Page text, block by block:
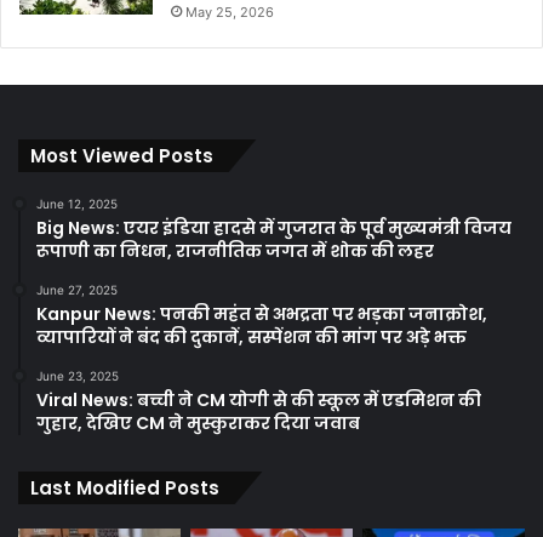
May 25, 2026
Most Viewed Posts
June 12, 2025
Big News: एयर इंडिया हादसे में गुजरात के पूर्व मुख्यमंत्री विजय
रूपाणी का निधन, राजनीतिक जगत में शोक की लहर
June 27, 2025
Kanpur News: पनकी महंत से अभद्रता पर भड़का जनाक्रोश,
व्यापारियों ने बंद की दुकानें, सस्पेंशन की मांग पर अड़े भक्त
June 23, 2025
Viral News: बच्ची ने CM योगी से की स्कूल में एडमिशन की
गुहार, देखिए CM ने मुस्कुराकर दिया जवाब
Last Modified Posts